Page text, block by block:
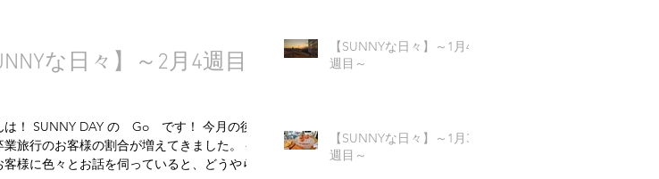
な日々】～2月4週目
は！ SUNNY DAY の Go です！ 今月の後半
業旅行のお客様の割合が増えてきました。 宿
様に色々とお話を伺っていると、どうやら四
【SUNNYな日々】～1月4
週目～
【SUNNYな日々】～1月3
週目～